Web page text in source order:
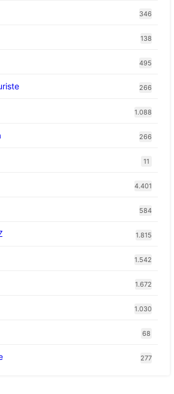
346
138
495
266
1.088
266
11
4.401
584
1.815
1.542
1.672
1.030
68
277